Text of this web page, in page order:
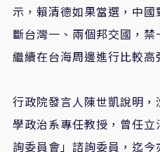
示，賴清德如果當選，中
斷台灣一、兩個邦交國，禁
繼續在台海周邊進行比較高
行政院發言人陳世凱說明
學政治系專任教授，曾任
詢委員會」諮詢委員，迄